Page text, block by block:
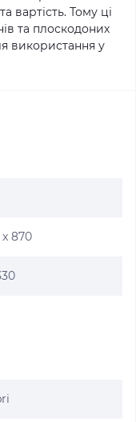
вартість. Тому ці
та плоскодоних
використання у
870